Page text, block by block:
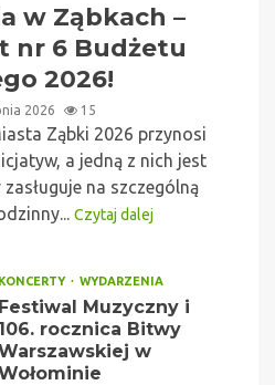
w Ząbkach –
nr 6 Budżetu
2026!
2026 15
Ząbki 2026 przynosi
a jedną z nich jest
na szczególną
Czytaj dalej
KONCERTY WYDARZENIA
Festiwal Muzyczny i
106. rocznica Bitwy
w